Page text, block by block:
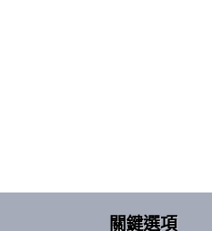
關鍵選項